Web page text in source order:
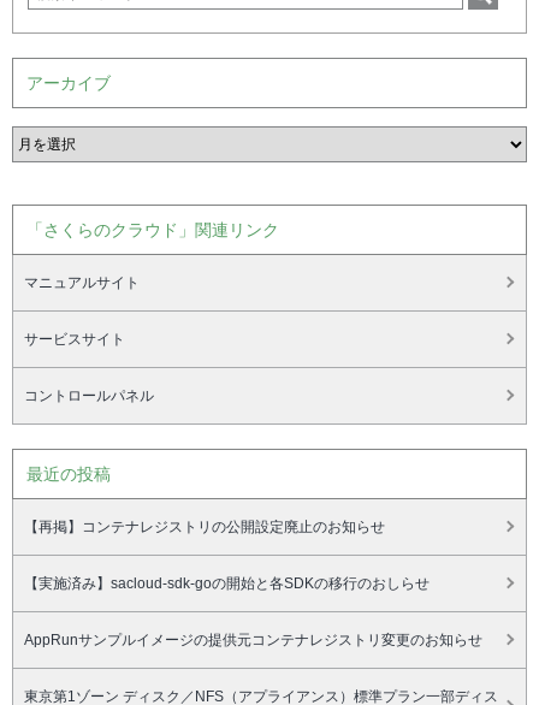
アーカイブ
「さくらのクラウド」関連リンク
マニュアルサイト
サービスサイト
コントロールパネル
最近の投稿
【再掲】コンテナレジストリの公開設定廃止のお知らせ
【実施済み】sacloud-sdk-goの開始と各SDKの移行のおしらせ
AppRunサンプルイメージの提供元コンテナレジストリ変更のお知らせ
東京第1ゾーン ディスク／NFS（アプライアンス）標準プラン一部ディス